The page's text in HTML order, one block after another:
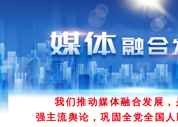
我们推动媒体融合发展，
强主流舆论，巩固全党全国